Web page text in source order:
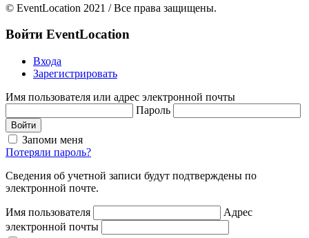
© EventLocation 2021 / Все права защищены.
Войти EventLocation
Входа
Зарегистрировать
Имя пользователя или адрес электронной почты
Пароль
Войти
Запоми меня
Потеряли пароль?
Сведения об учетной записи будут подтверждены по
электронной почте.
Имя пользователя
Адрес
электронной почты